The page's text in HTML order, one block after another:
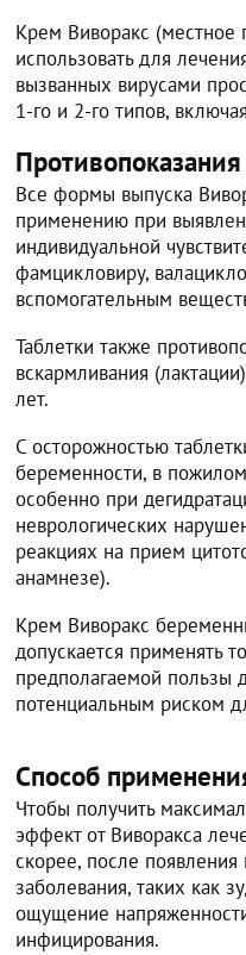
Крем Виворакс (местное
использовать для
вызванных вирусами
1-го и 2-го типов,
Противопоказания
Все формы выпуска
применению при
индивидуальной
фамцикловиру,
вспомогательным
Таблетки также
вскармливания
лет.
С осторожностью
беременности, в
особенно при
неврологических
реакциях на прием
анамнезе).
Крем Виворакс
допускается применять
предполагаемой пользы
потенциальным риском
Способ
Чтобы получить
эффект от Виворакса
скорее, после
заболевания, таких как
ощущение
инфицирования.